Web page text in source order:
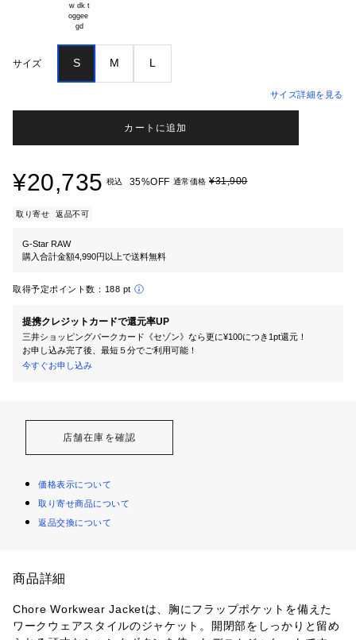
w dk t
oggee
サイズ S M L
サイズ詳細を見る
カートに追加
¥20,735 税込 35%OFF 通常価格 ¥31,900
取り寄せ 返品不可
G-Star RAW
購入合計金額4,990円以上で送料無料
取得予定ポイント数： 188 pt
提携クレジットカードで還元率UP
三井ショッピングパークカード《セゾン》なら更に¥100につき1pt還元！
お申し込み完了後、最短５分でご利用可能！
今すぐお申し込み
店舗在庫を確認
価格表示について
取り寄せ商品について
返品交換について
商品詳細
Chore Workwear Jacketは、胸にフラップポケットを備えた
ワークウェアスタイルのジャケット。開閉部をしっかりと留め